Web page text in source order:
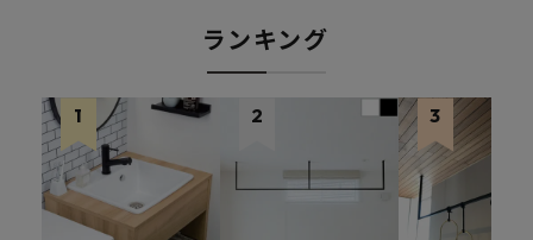
ランキング